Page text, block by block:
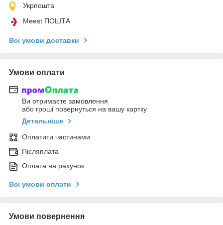
Укрпошта
Meest ПОШТА
Всі умови доставки
Умови оплати
Ви отримаєте замовлення
або гроші повернуться на вашу картку
Детальніше
Оплатити частинами
Післяплата
Оплата на рахунок
Всі умови оплати
Умови повернення